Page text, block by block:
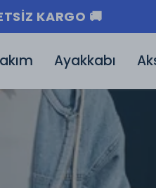
KARGO 🚚
Ayakkabı